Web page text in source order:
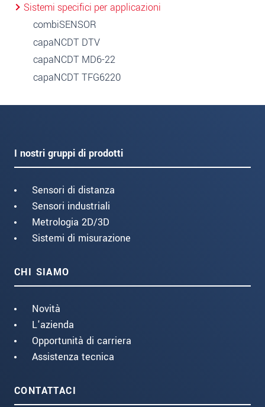
Sistemi specifici per applicazioni
combiSENSOR
capaNCDT DTV
capaNCDT MD6-22
capaNCDT TFG6220
I nostri gruppi di prodotti
Sensori di distanza
Sensori industriali
Metrologia 2D/3D
Sistemi di misurazione
CHI SIAMO
Novità
L'azienda
Opportunità di carriera
Assistenza tecnica
CONTATTACI